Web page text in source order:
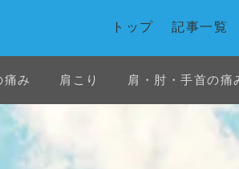
トップ 記事一覧
痛み 肩こり 肩・肘・手首の痛
首の痛み 交